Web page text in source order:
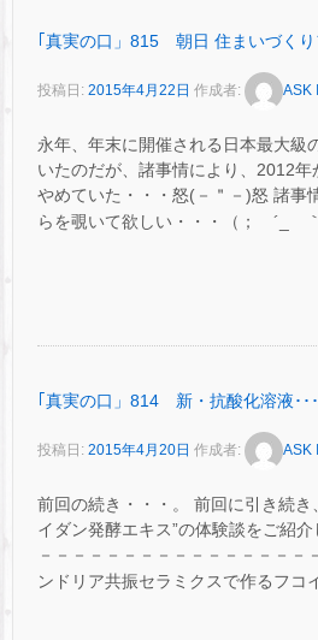
｢真実の口」815 朝日 住まいづく
投稿日: 2015年4月22日 作成者: ASK
永年、年末に開催される日本最大級
いたのだが、諸事情により、2012年
やめていた・・・怒(－＂－)怒 諸事
らを覗いて欲しい・・・（； ´_ゝ
｢真実の口」814 新・抗酸化溶液･･
投稿日: 2015年4月20日 作成者: ASK
前回の続き・・・。 前回に引き続き
イダン発酵エキス”の体験談をご紹
－－－－－－－－－－－－－－－－
ンドリア共振セラミクスで作るフコ